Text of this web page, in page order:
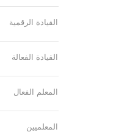
القيادة الرقمية
القيادة الفعالة
المعلم الفعال
المعلميين